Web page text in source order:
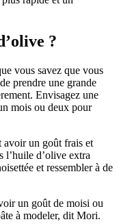
?
vous savez que vous
prendre une grande
Envisagez une
mois ou deux pour
avoir un goût frais et
l’huile d’olive extra
et ressembler à de
un goût de moisi ou
à modeler, dit Mori.